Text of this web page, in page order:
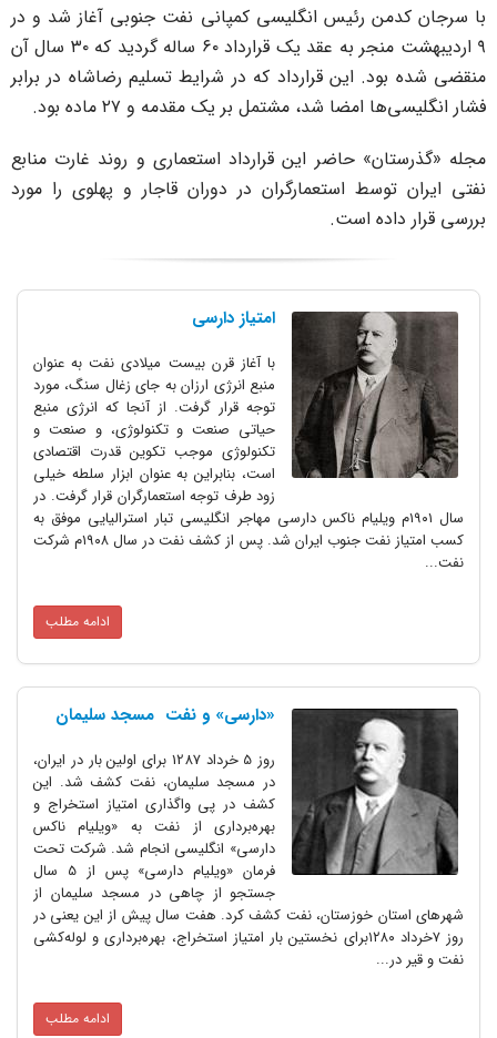
سرجان کدمن رئیس انگلیسی کمپانی نفت جنوبی آغاز شد و در
۹ اردیبهشت منجر به عقد یک قرارداد ۶۰ ساله گردید که ۳۰ سال آن
شده بود. این قرارداد که در شرایط تسلیم رضاشاه در برابر
انگلیسی‌ها امضا شد، مشتمل بر یک مقدمه و ۲۷ ماده بود.
«گذرستان» حاضر این قرارداد استعماری و روند غارت منابع
ایران توسط استعمارگران در دوران قاجار و پهلوی را مورد
قرار داده است.
امتیاز دارسی
با آغاز قرن بیست میلادی نفت به عنوان
منبع انرژی ارزان به جای زغال سنگ، مورد
توجه قرار گرفت. از آنجا که انرژی منبع
حیاتی صنعت و تکنولوژی، و صنعت و
تکنولوژی موجب تکوین قدرت اقتصادی
است، بنابراین به عنوان ابزار سلطه خیلی
زود طرف توجه استعمارگران قرار گرفت. در
سال ۱۹۰۱م ویلیام ناکس دارسی مهاجر انگلیسی تبار استرالیایی موفق به
کسب امتیاز نفت جنوب ایران شد. پس از کشف نفت در سال ۱۹۰۸م شرکت
نفت...
ادامه مطلب
«دارسی» و نفت مسجد سلیمان
روز 5 خرداد 1287 برای اولین بار در ایران،
در مسجد سلیمان، نفت کشف شد. این
کشف در پی واگذاری امتیاز استخراج و
بهره‌برداری از نفت به «ویلیام ناکس
دارسی» انگلیسی انجام شد. شرکت تحت
فرمان «ویلیام دارسی» پس از 5 سال
جستجو از چاهی در مسجد سلیمان از
شهرهای استان خوزستان، نفت کشف کرد. هفت سال پیش از این یعنی در
روز ۷خرداد ۱۲۸۰برای نخستین بار امتیاز استخراج، بهره‌برداری و لوله‌کشی
نفت و قیر در...
ادامه مطلب